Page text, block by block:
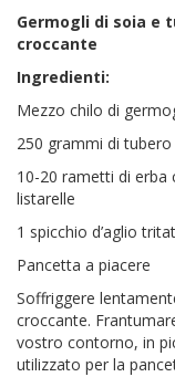
Germogli di soia e
croccante
Ingredienti:
Mezzo chilo di
250 grammi di
10-20 rametti di erba
listarelle
1 spicchio d’aglio
Pancetta a piacere
Soffriggere
croccante.
vostro contorno, in
utilizzato per la